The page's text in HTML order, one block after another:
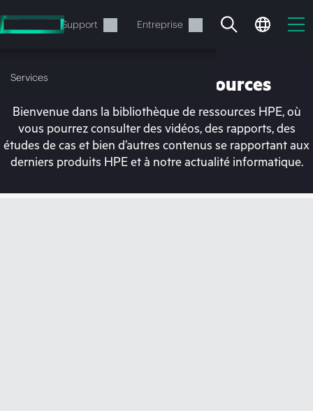
au
contenu
Support Entreprise
Services
Votre panier est
Bibliothèque de ressources
Bienvenue dans la bibliothèque de ressources HPE, où
vous pourrez consulter des vidéos, des rapports, des
études de cas et bien d’autres contenus se rapportant aux
derniers produits HPE et à notre actualité informatique.